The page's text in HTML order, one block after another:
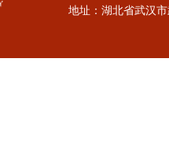
地址：湖北省武汉